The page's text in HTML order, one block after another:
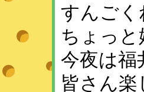
すんごく
ちょっ
今夜は福
皆さん